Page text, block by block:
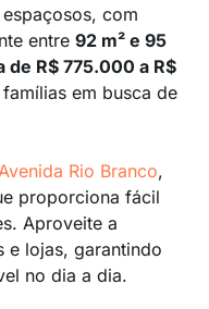
com
entre 92 m² e 95
de R$ 775.000 a R$
em busca de
Rio Branco,
proporciona fácil
Aproveite a
e lojas, garantindo
no dia a dia.